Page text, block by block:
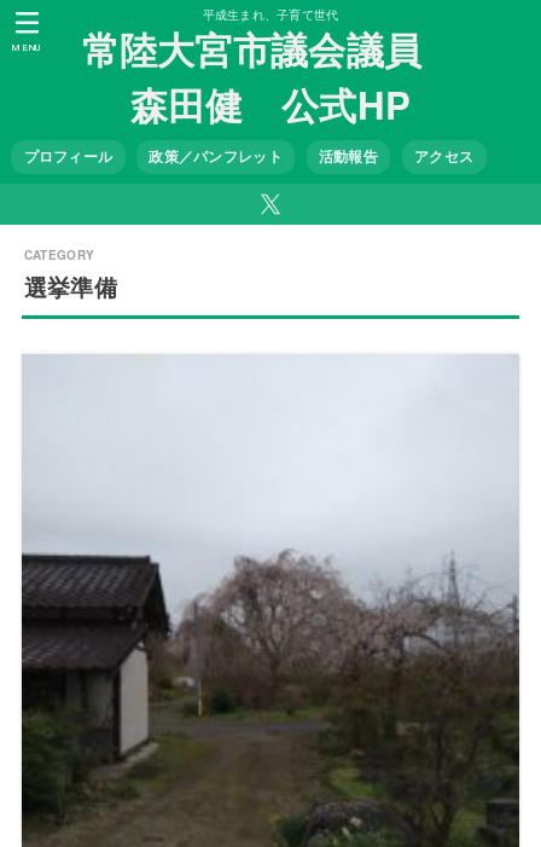
平成生まれ、子育て世代
常陸大宮市議会議員
森田健 公式HP
プロフィール 政策／パンフレット 活動報告 アクセス
MENU
選挙準備